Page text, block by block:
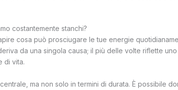
costantemente stanchi?
cosa può prosciugare le tue energie
da una singola causa; il più delle volte riflette
di vita.
ma non solo in termini di durata. È possibile